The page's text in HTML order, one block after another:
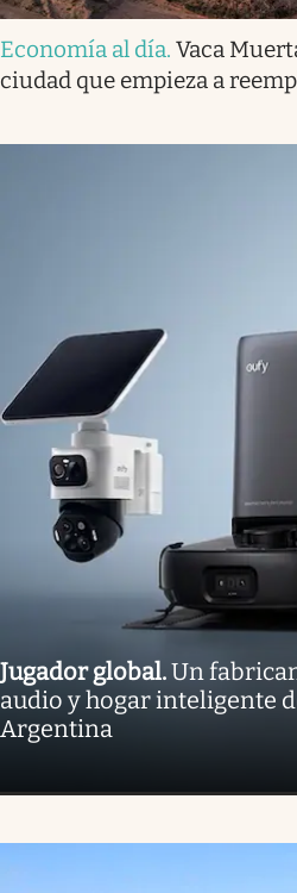
Economía al día. Vaca
ciudad que empieza a
Jugador global.Un
audio y hogar inteligente
Argentina